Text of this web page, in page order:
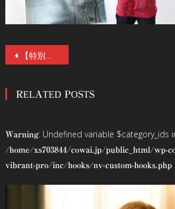
投
ナ
ゲ
ー
【特別連載企画】『呪怨〈4K：Vシネマ版〉』公開記念「清水崇 原点の創作術」第１回「３分の短編でプロ監督デビューできた理由」
RELATED POSTS
Warning: Undefined variable $category_ids
/home/xs703844/cowai.jp/public_html/wp-
vibrant-pro/inc/hooks/nv-custom-hooks.php